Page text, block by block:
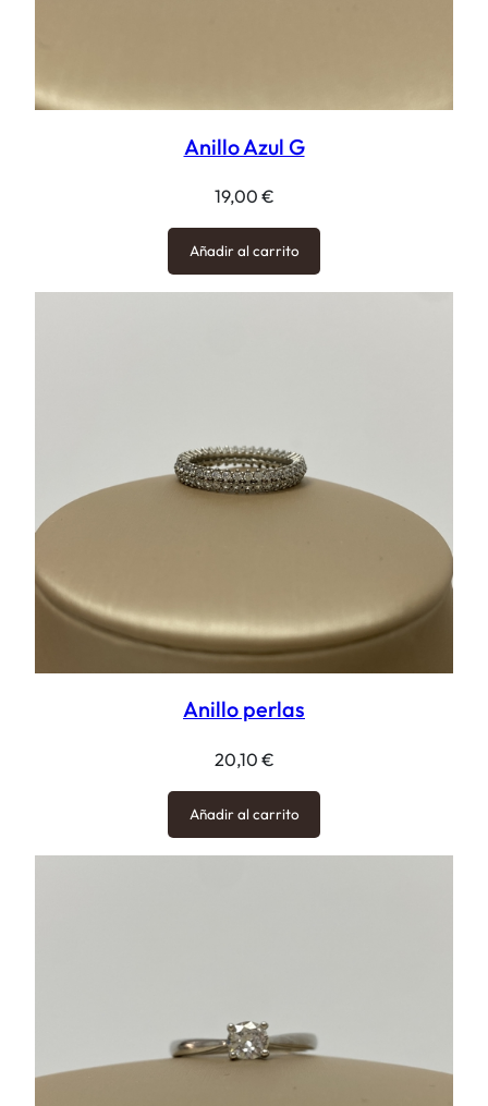
Anillo Azul G
19,00 €
Añadir al carrito
Anillo perlas
20,10 €
Añadir al carrito